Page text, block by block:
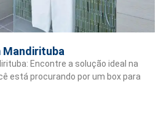
Mandirituba
Encontre a solução ideal na
está procurando por um box para